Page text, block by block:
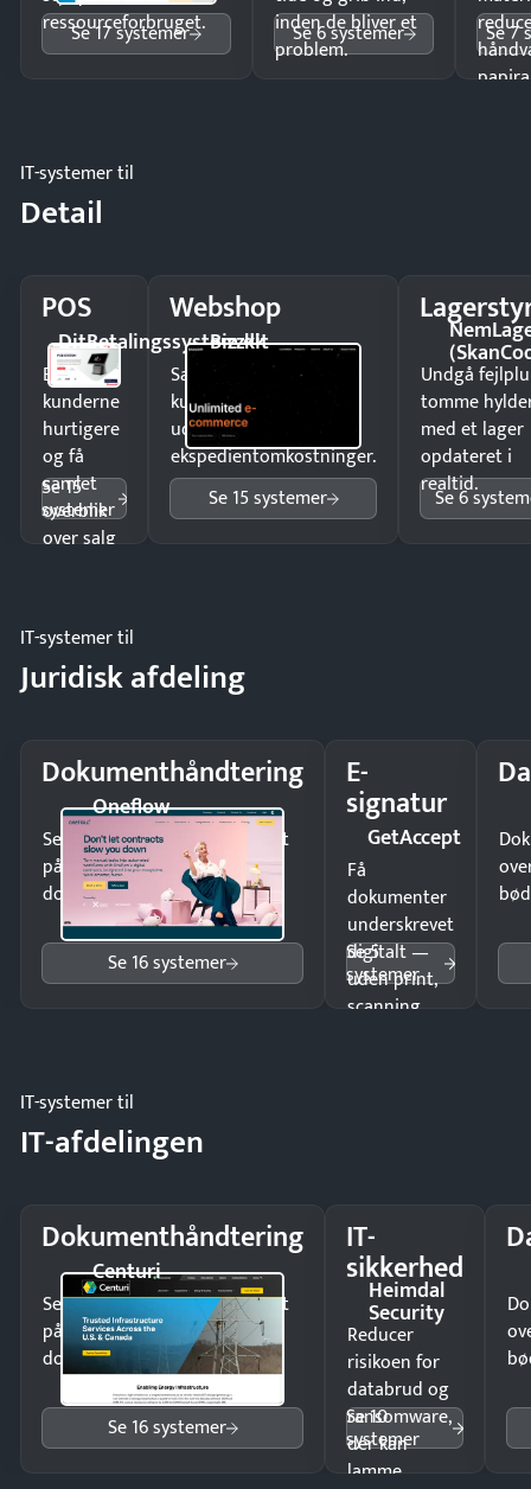
ressourceforbruget.
Se 17 systemer
inden de bliver et
problem.
Se 6 systemer Se 7
IT-systemer til
Detail
POS
DitBetalingssystem.dk
Ekspedér
kunderne
hurtigere
og få
samlet
overblik
over salg
Se 15
systemer
Webshop
Bizzkit
Sælg produkter 24/7 til
kunder i hele landet
uden
ekspedientomkostninger.
Se 15 systemer
Undgå
tomme
med et lager
opdateret i
realtid.
Se 6
IT-systemer til
Juridisk afdeling
Dokumenthåndtering
Oneflow
Send kontrakter til underskrift
på minutter og mist ingen
dokumenter.
Se 16 systemer
E-
signatur
GetAccept
Få
dokumenter
underskrevet
digitalt —
uden print,
scanning
Se 5
systemer
IT-systemer til
IT-afdelingen
Dokumenthåndtering
Centuri
Send kontrakter til underskrift
på minutter og mist ingen
dokumenter.
Se 16 systemer
IT-
sikkerhed
Heimdal
Security
Reducer
risikoen for
databrud og
ransomware,
der kan
lamme
Se 10
systemer